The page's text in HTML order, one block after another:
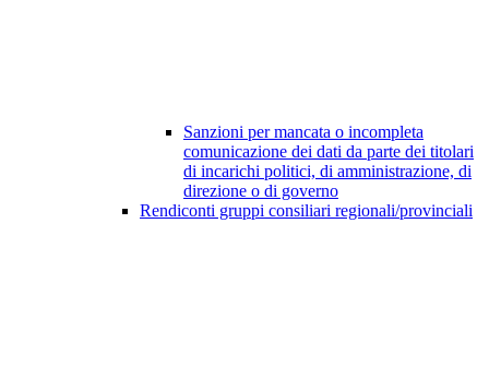
Sanzioni per mancata o incompleta
comunicazione dei dati da parte dei titolari
di incarichi politici, di amministrazione, di
direzione o di governo
Rendiconti gruppi consiliari regionali/provinciali